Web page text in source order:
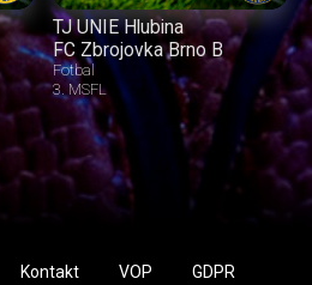
TJ UNIE Hlubina
FC Zbrojovka Brno B
Fotbal
3. MSFL
Kontakt VOP GDPR